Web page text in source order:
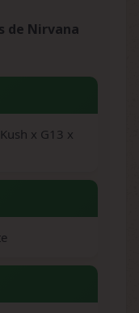
de Nirvana
x G13 x